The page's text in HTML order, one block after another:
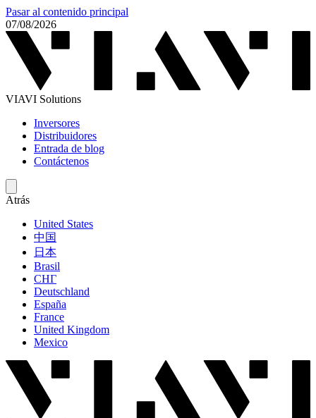
Pasar al contenido principal
07/08/2026
VIAVI Solutions
Inversores
Distribuidores
Entrada de blog
Contáctenos
Atrás
United States
中国
日本
Brasil
СНГ
Deutschland
España
France
United Kingdom
Mexico